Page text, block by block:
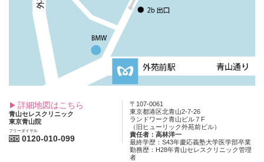
詳細地図はこちら
青山セレスクリニック
東京青山院
フリーダイヤル
0120-010-099
〒107-0061
東京都港区北青山2-7-26
ランドワーク青山ビル７F
（旧ヒューリック外苑前ビル）
責任者：高林洋一
最終学歴：S43年慶応義塾大学医学部卒業
勤務歴：H28年青山セレスクリニック管理
者